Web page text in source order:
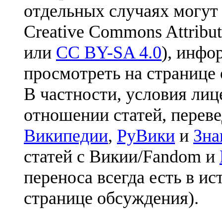
отдельных случаях
Creative Commons
или CC BY-SA 4.0),
просмотреть на
В частности, условия
отношении статей,
Википедии, РуВики и
статей с Викии/Fandom и
переноса всегда есть в
странице обсуждения).